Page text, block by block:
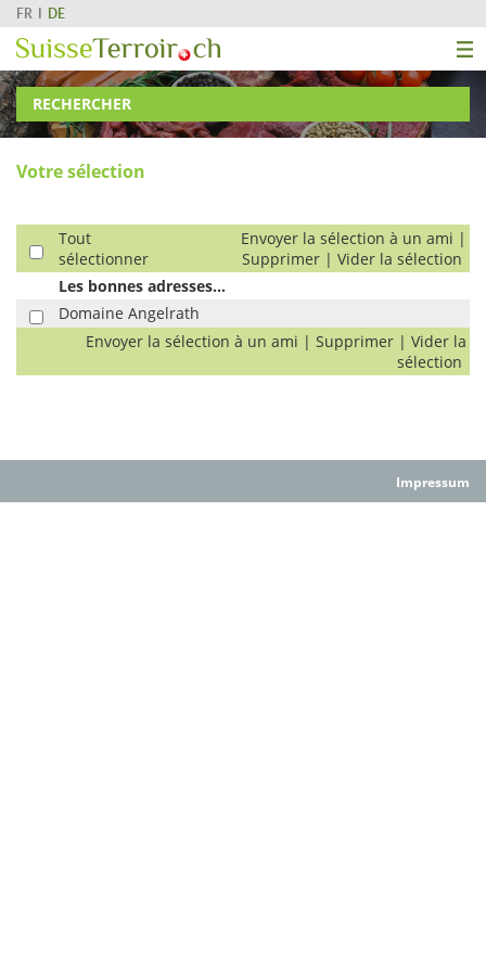
FR DE
RECHERCHER
Votre sélection
Tout
sélectionner
Envoyer la sélection à un ami |
Supprimer | Vider la sélection
Les bonnes adresses...
Domaine Angelrath
Envoyer la sélection à un ami | Supprimer | Vider la
sélection
Impressum